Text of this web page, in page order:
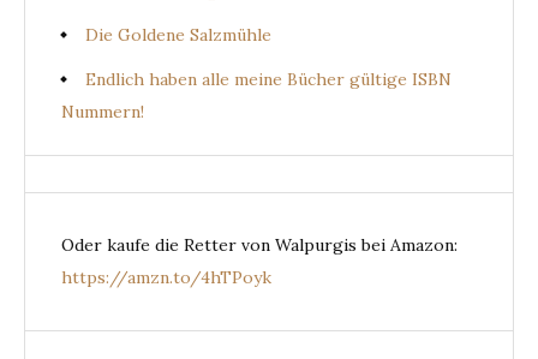
Die Goldene Salzmühle
Endlich haben alle meine Bücher gültige ISBN
Nummern!
Oder kaufe die Retter von Walpurgis bei Amazon:
https://amzn.to/4hTPoyk